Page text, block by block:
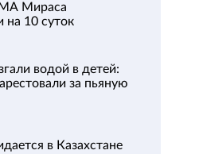
Мираса
на 10 суток
водой в детей:
за пьяную
в Казахстане